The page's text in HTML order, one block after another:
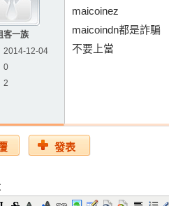
客一族
2014-12-04
0
2
maicoinez
maicoindn都是詐騙
不要上當
發表